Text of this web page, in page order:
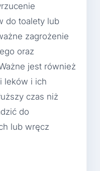
do toalety lub
zagrożenie
oraz
jest również
leków i ich
czas niż
do
lub wręcz